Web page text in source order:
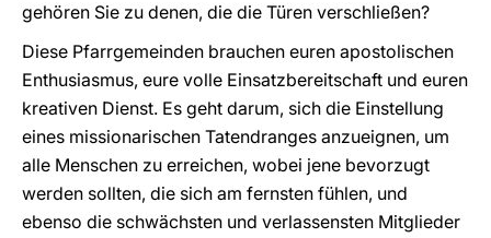
gehören Sie zu denen, die die Türen verschließen?
Diese Pfarrgemeinden brauchen euren apostolischen
Enthusiasmus, eure volle Einsatzbereitschaft und euren
kreativen Dienst. Es geht darum, sich die Einstellung
eines missionarischen Tatendranges anzueignen, um
alle Menschen zu erreichen, wobei jene bevorzugt
werden sollten, die sich am fernsten fühlen, und
ebenso die schwächsten und verlassensten Mitglieder